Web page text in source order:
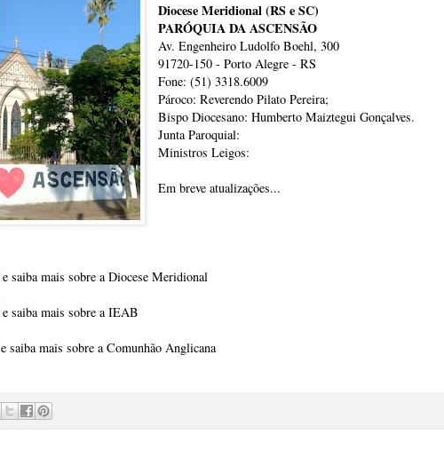
Diocese Meridional (RS e SC)
PARÓQUIA DA ASCENSÃO
Av. Engenheiro Ludolfo Boehl, 300
91720-150 - Porto Alegre - RS
Fone: (51) 3318.6009
Pároco: Reverendo Pilato Pereira;
Bispo Diocesano: Humberto Maiztegui Gonçalves.
Junta Paroquial:
Ministros Leigos:
Em breve atualizações...
e saiba mais sobre a Diocese Meridional
e saiba mais sobre a IEAB
e saiba mais sobre a Comunhão Anglicana